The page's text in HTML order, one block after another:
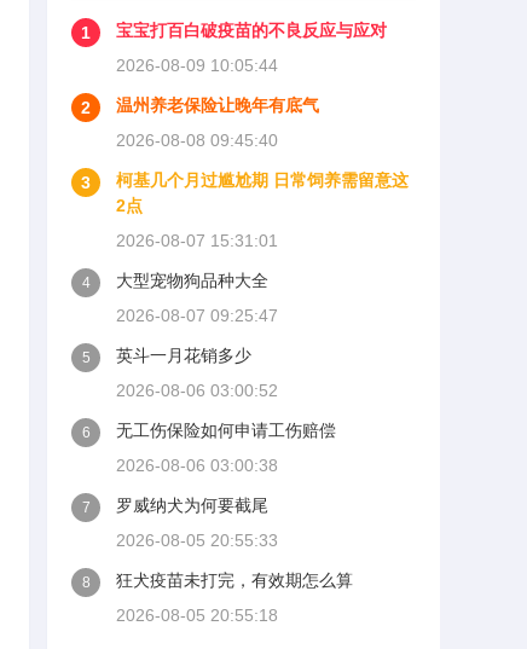
1
宝宝打百白破疫苗的不良反应与应对
2026-08-09 10:05:44
2
温州养老保险让晚年有底气
2026-08-08 09:45:40
3
柯基几个月过尴尬期 日常饲养需留意这
2点
2026-08-07 15:31:01
4
大型宠物狗品种大全
2026-08-07 09:25:47
5
英斗一月花销多少
2026-08-06 03:00:52
6
无工伤保险如何申请工伤赔偿
2026-08-06 03:00:38
7
罗威纳犬为何要截尾
2026-08-05 20:55:33
8
狂犬疫苗未打完，有效期怎么算
2026-08-05 20:55:18